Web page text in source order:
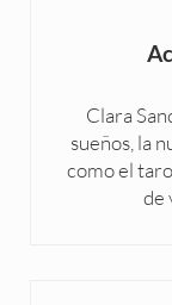
Clara
sueños, la
como el
de